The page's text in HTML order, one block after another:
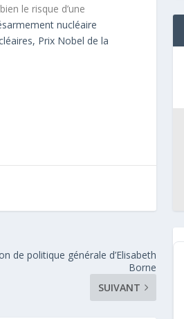
le risque d’une
nucléaire
Prix Nobel de la
de politique générale d’Elisabeth
Borne
SUIVANT